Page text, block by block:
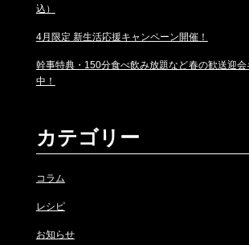
込）
4月限定 新生活応援キャンペーン開催！
幹事特典・150分食べ飲み放題など春の歓送迎
中！
カテゴリー
コラム
レシピ
お知らせ